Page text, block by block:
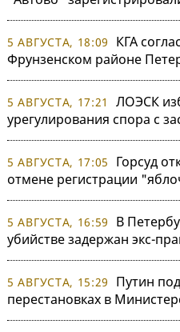
5 АВГУСТА, 18:09
КГА
Фрунзенском районе
5 АВГУСТА, 17:21
ЛОЭСК
урегулирования спора с
5 АВГУСТА, 17:05
Горсуд
отмене регистрации
5 АВГУСТА, 16:59
В
убийстве задержан экс-
5 АВГУСТА, 15:29
Путин
перестановках в